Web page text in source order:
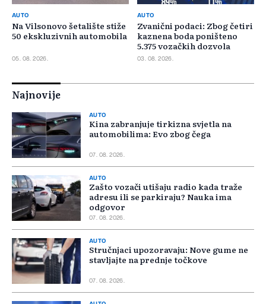
AUTO
Na Vilsonovo šetalište stiže
50 ekskluzivnih automobila
05. 08. 2026.
AUTO
Zvanični podaci: Zbog četiri
kaznena boda poništeno
5.375 vozačkih dozvola
03. 08. 2026.
Najnovije
AUTO
Kina zabranjuje tirkizna svjetla na
automobilima: Evo zbog čega
07. 08. 2026.
AUTO
Zašto vozači utišaju radio kada traže
adresu ili se parkiraju? Nauka ima
odgovor
07. 08. 2026.
AUTO
Stručnjaci upozoravaju: Nove gume ne
stavljajte na prednje točkove
07. 08. 2026.